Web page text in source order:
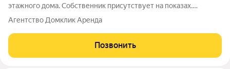
этажного дома. Собственник присутствует на показах.
Коммунальные платежи включены в стоимость. Счетчики
оплачиваются отдельно. По условиям проживания: можно с
детьми, без питомцев. Срок
Агентство Домклик Аренда
Позвонить